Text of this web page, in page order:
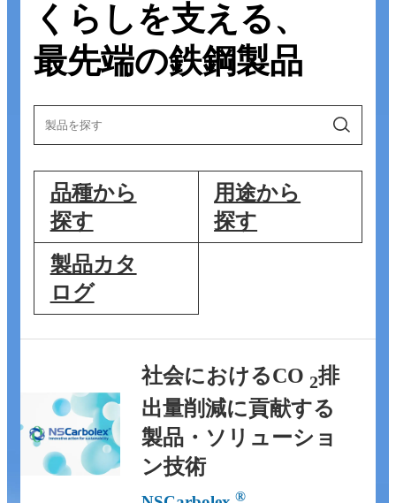
くらしを支える、
最先端の鉄鋼製品
品種から
探す
用途から
探す
製品カタ
ログ
社会におけるCO 2排
出量削減に貢献する
製品・ソリューショ
ン技術
®